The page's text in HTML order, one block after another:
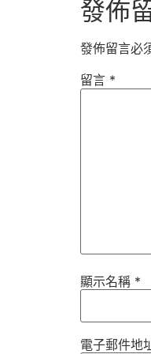
發佈
發佈留言必
留言 *
顯示名稱 *
電子郵件地